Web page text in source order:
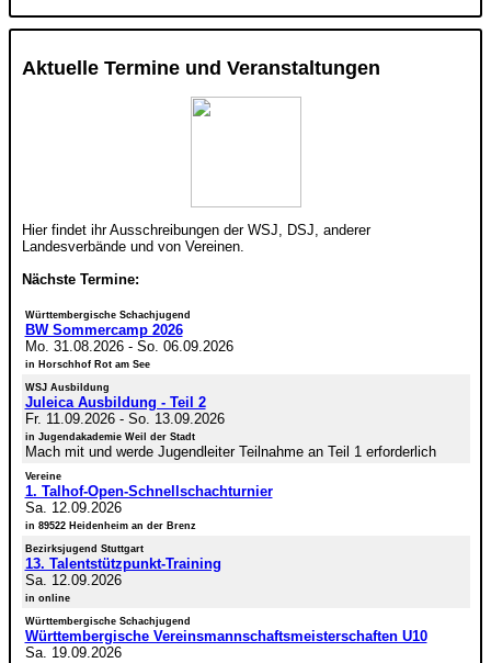
Aktuelle Termine und Veranstaltungen
Hier findet ihr Ausschreibungen der WSJ, DSJ, anderer
Landesverbände und von Vereinen.
Nächste Termine:
Württembergische Schachjugend
BW Sommercamp 2026
Mo. 31.08.2026- So. 06.09.2026
in Horschhof Rot am See
WSJ Ausbildung
Juleica Ausbildung - Teil 2
Fr. 11.09.2026- So. 13.09.2026
in Jugendakademie Weil der Stadt
Mach mit und werde Jugendleiter Teilnahme an Teil 1 erforderlich
Vereine
1. Talhof-Open-Schnellschachturnier
Sa. 12.09.2026
in 89522 Heidenheim an der Brenz
Bezirksjugend Stuttgart
13. Talentstützpunkt-Training
Sa. 12.09.2026
in online
Württembergische Schachjugend
Württembergische Vereinsmannschaftsmeisterschaften U10
Sa. 19.09.2026